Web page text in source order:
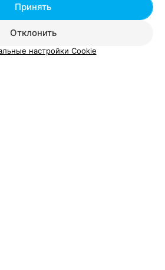
Добавить специалиста
Отклонить
Принять
настройки Cookie